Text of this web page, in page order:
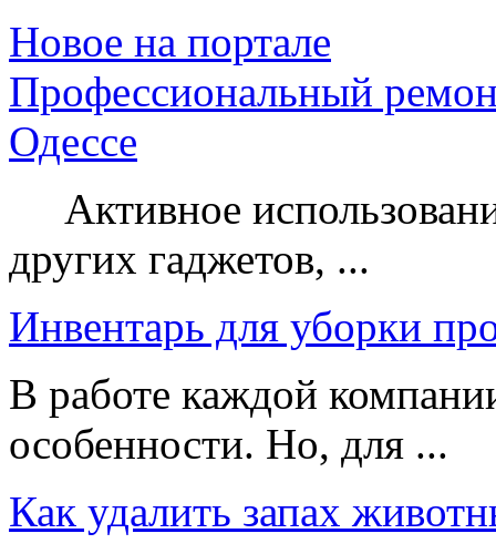
Новое на портале
Профессиональный
Одессе
Активное
других гаджетов, ...
Инвентарь для уборки
В работе каждой
особенности. Но, для ...
Как удалить запах